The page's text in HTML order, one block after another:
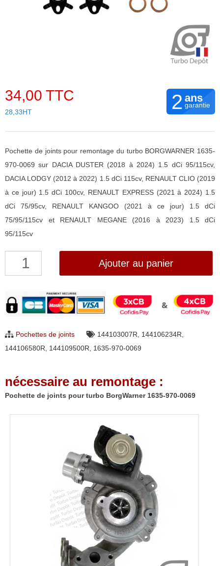
34,00 TTC
28,33HT 2 ans
garantie
Pochette de joints pour remontage du turbo BORGWARNER 1635-
970-0069 sur DACIA DUSTER (2018 à 2024) 1.5 dCi 95/115cv,
DACIA LODGY (2012 à 2022) 1.5 dCi 115cv, RENAULT CLIO (2019
à ce jour) 1.5 dCi 100cv, RENAULT EXPRESS (2021 à 2024) 1.5
dCi 75/95cv, RENAULT KANGOO (2021 à ce jour) 1.5 dCi
75/95/115cv et RENAULT MEGANE (2016 à 2023) 1.5 dCi
95/115cv
quantité
de
joints
turbo
970-
0069
Ajouter au panier
Pochettes de joints 144103007R, 144106234R,
144106580R, 144109500R, 1635-970-0069
nécessaire au remontage :
Pochette de joints pour turbo BorgWarner 1635-970-0069